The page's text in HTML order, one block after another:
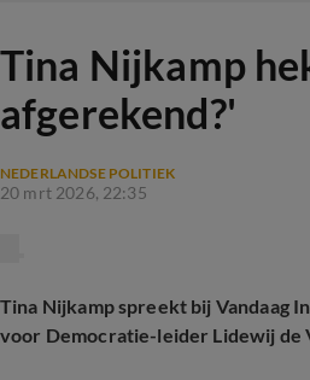
Tina Nijkamp
afgerekend?'
NEDERLANDSE POLITIEK
20 mrt 2026, 22:35
Tina Nijkamp spreekt bij Vandaag
voor Democratie-leider Lidewij de